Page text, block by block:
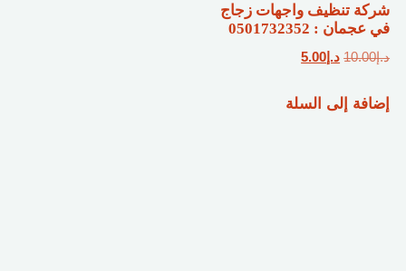
شركة تنظيف واجهات زجاج
في عجمان : 0501732352
د.إ10.00 السعر
هو:
د.إ 5.00السعر
هو:
إضافة إلى السلة